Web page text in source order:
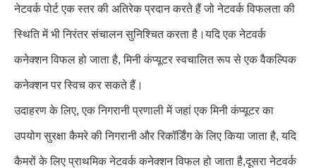
नेटवर्क पोर्ट एक स्तर की अतिरेक प्रदान करते हैं जो नेटवर्क विफलता की
स्थिति में भी निरंतर संचालन सुनिश्चित करता है।यदि एक नेटवर्क
कनेक्शन विफल हो जाता है, मिनी कंप्यूटर स्वचालित रूप से एक वैकल्पिक
कनेक्शन पर स्विच कर सकते हैं।
उदाहरण के लिए, एक निगरानी प्रणाली में जहां एक मिनी कंप्यूटर का
उपयोग सुरक्षा कैमरे की निगरानी और रिकॉर्डिंग के लिए किया जाता है, यदि
कैमरों के लिए प्राथमिक नेटवर्क कनेक्शन विफल हो जाता है,दूसरा नेटवर्क